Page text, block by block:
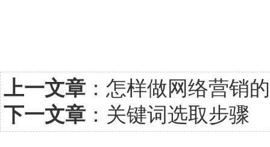
上一文章 ： 怎样做网络营销
下一文章 ： 关键词选取步骤